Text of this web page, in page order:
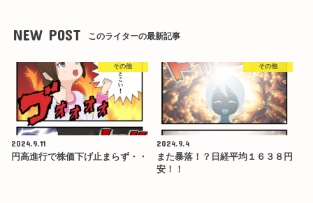
NEW POST このライターの最新記事
その他
2024.9.11
円高進行で株価下げ止まらず・・
その他
2024.9.4
また暴落！？日経平均１６３８円
安！！